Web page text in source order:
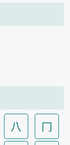
八
冂